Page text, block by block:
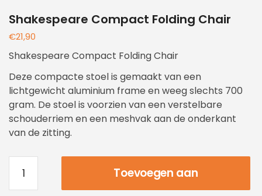
Shakespeare Compact Folding Chair
€21,90
Shakespeare Compact Folding Chair
Deze compacte stoel is gemaakt van een
lichtgewicht aluminium frame en weeg slechts 700
gram. De stoel is voorzien van een verstelbare
schouderriem en een meshvak aan de onderkant
van de zitting.
Toevoegen aan